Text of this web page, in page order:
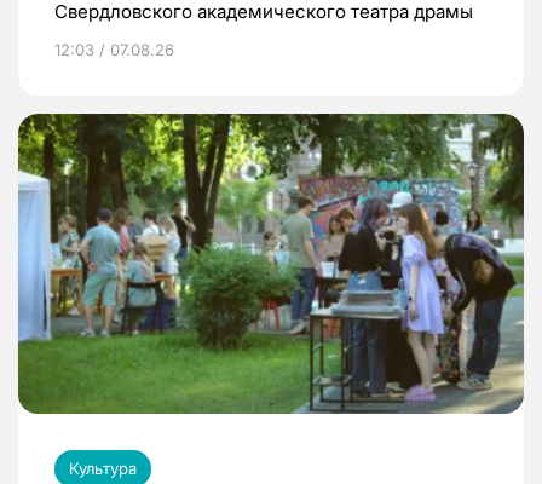
Свердловского академического театра драмы
12:03 / 07.08.26
Культура